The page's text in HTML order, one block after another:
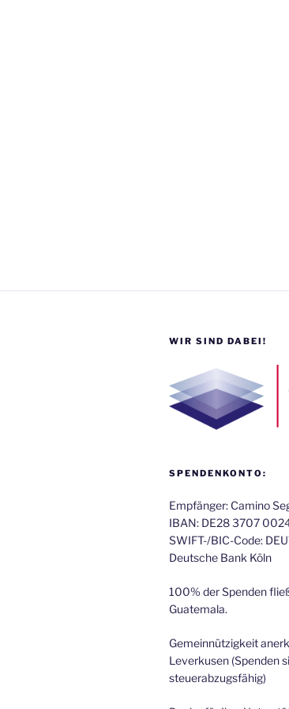
WIR SIND DABEI!
SPENDENKONTO:
Empfänger: Camino
IBAN: DE28 3707
SWIFT-/BIC-Code:
Deutsche Bank Köln
100% der Spenden
Guatemala.
Gemeinnützigkeit
Leverkusen (Spenden
steuerabzugsfähig)